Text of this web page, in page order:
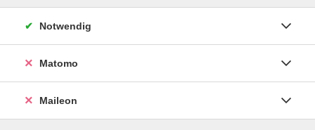
Notwendig
Matomo
Maileon